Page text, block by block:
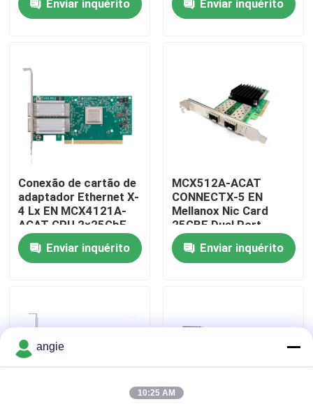
Visita à fábrica
Controle de qualidade
Contacte-nos
Notícias
VR Show
Servidor do armazenamento de cremalheira
DisplayPort Saída 8GB
Video Memo
Enviar inquérito
Adaptador Baseado
em Intel®
Enviar inquérito
Conexão de cartão de
adaptador Ethernet X-
4 Lx EN MCX4121A-
ACAT GPU 2×25GbE
SFP28 PCIe 3.0×8
Enviar inquérito
MCX512A-ACAT
CONNECTX-5 EN
Mellanox Nic Card
25GBE Dual Port
SFP28 PCIE3.0 X8
Alto BREnviar inquérito
angie
10:25 AM